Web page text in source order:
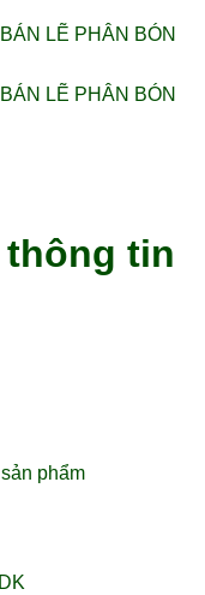
LẼ PHÂN BÓN
LẼ PHÂN BÓN
thông tin
phẩm